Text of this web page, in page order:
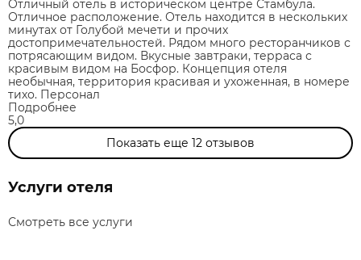
Отличный отель в историческом центре Стамбула.
Отличное расположение. Отель находится в нескольких
минутах от Голубой мечети и прочих
достопримечательностей. Рядом много ресторанчиков с
потрясающим видом. Вкусные завтраки, терраса с
красивым видом на Босфор. Концепция отеля
необычная, территория красивая и ухоженная, в номере
тихо. Персонал
Подробнее
5,0
Показать еще 12 отзывов
Услуги отеля
Смотреть все услуги